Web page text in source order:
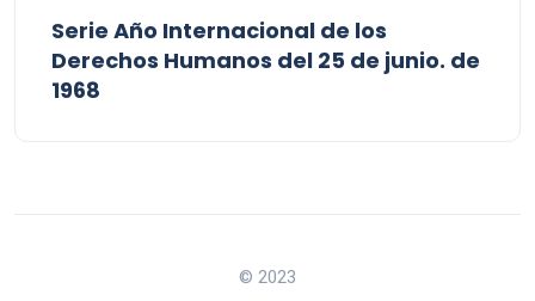
Serie Año Internacional de los
Derechos Humanos del 25 de junio. de
1968
© 2023